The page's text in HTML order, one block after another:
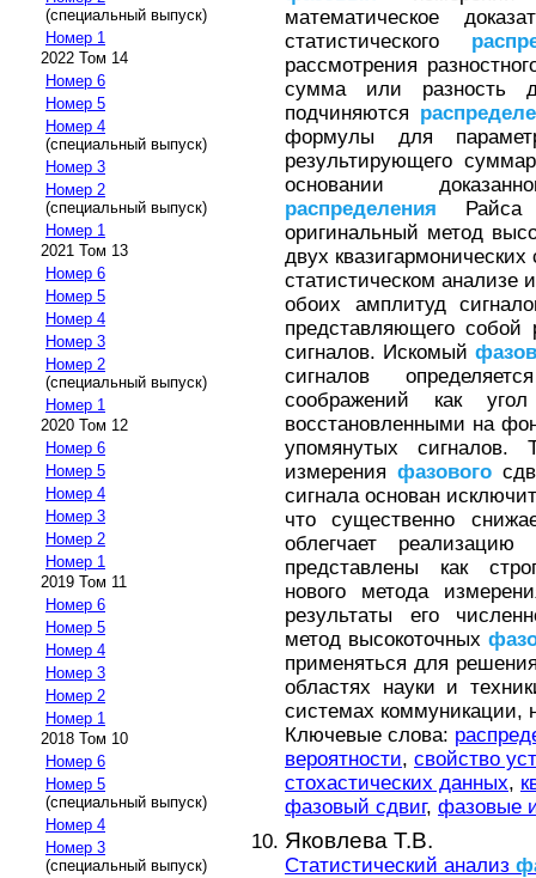
(специальный выпуск)
Номер 1
2022 Том 14
Номер 6
Номер 5
Номер 4
(специальный выпуск)
Номер 3
Номер 2
(специальный выпуск)
Номер 1
2021 Том 13
Номер 6
Номер 5
Номер 4
Номер 3
Номер 2
(специальный выпуск)
Номер 1
2020 Том 12
Номер 6
Номер 5
Номер 4
Номер 3
Номер 2
Номер 1
2019 Том 11
Номер 6
Номер 5
Номер 4
Номер 3
Номер 2
Номер 1
2018 Том 10
Номер 6
Номер 5
(специальный выпуск)
Номер 4
Номер 3
(специальный выпуск)
математическое
статистического
рассмотрения
сумма или разность
подчиняются
формулы для
результирующего
основании
распределения Райса
оригинальный метод
двух
статистическом
обоих амплитуд
представляющего
сигналов. Искомый
сигналов
соображений как угол
восстановленными на
упомянутых
измерения фазового
сигнала основан
что существенно
облегчает
представлены как
нового метода
результаты его
метод высокоточных
применяться для
областях науки и
системах коммуникации,
Ключевые слова:
вероятности, свойство
стохастических данных,
фазовый сдвиг, фазовые
Яковлева Т.В.
Статистический анализ